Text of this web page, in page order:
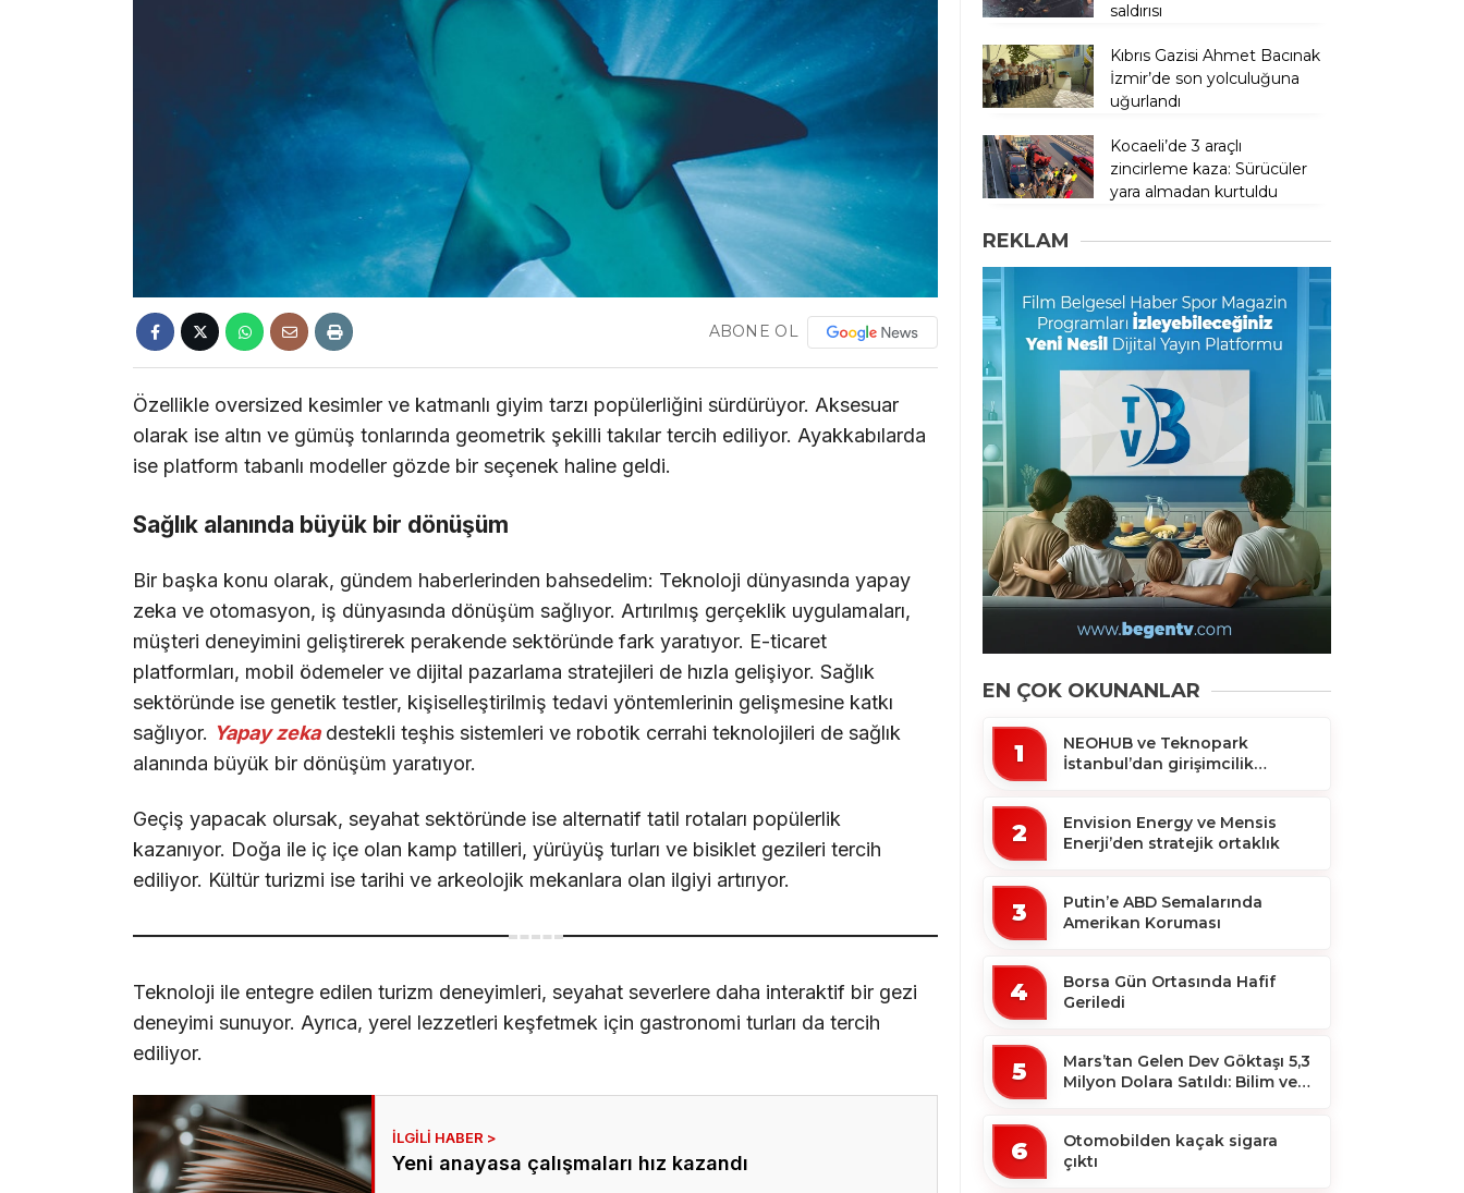
ABONE OL
Özellikle oversized kesimler ve katmanlı giyim tarzı popülerliğini sürdürüyor. Aksesuar
olarak ise altın ve gümüş tonlarında geometrik şekilli takılar tercih ediliyor. Ayakkabılarda
ise platform tabanlı modeller gözde bir seçenek haline geldi.
Sağlık alanında büyük bir dönüşüm
Bir başka konu olarak, gündem haberlerinden bahsedelim: Teknoloji dünyasında yapay
zeka ve otomasyon, iş dünyasında dönüşüm sağlıyor. Artırılmış gerçeklik uygulamaları,
müşteri deneyimini geliştirerek perakende sektöründe fark yaratıyor. E-ticaret
platformları, mobil ödemeler ve dijital pazarlama stratejileri de hızla gelişiyor. Sağlık
sektöründe ise genetik testler, kişiselleştirilmiş tedavi yöntemlerinin gelişmesine katkı
sağlıyor. Yapay zekadestekli teşhis sistemleri ve robotik cerrahi teknolojileri de sağlık
alanında büyük bir dönüşüm yaratıyor.
Geçiş yapacak olursak, seyahat sektöründe ise alternatif tatil rotaları popülerlik
kazanıyor. Doğa ile iç içe olan kamp tatilleri, yürüyüş turları ve bisiklet gezileri tercih
ediliyor. Kültür turizmi ise tarihi ve arkeolojik mekanlara olan ilgiyi artırıyor.
Teknoloji ile entegre edilen turizm deneyimleri, seyahat severlere daha interaktif bir gezi
deneyimi sunuyor. Ayrıca, yerel lezzetleri keşfetmek için gastronomi turları da tercih
ediliyor.
Yeni anayasa çalışmaları hız kazandı
saldırısı
Kıbrıs Gazisi Ahmet Bacınak
İzmir’de son yolculuğuna
uğurlandı
Kocaeli’de 3 araçlı
zincirleme kaza: Sürücüler
yara almadan kurtuldu
REKLAM
EN ÇOK OKUNANLAR
1
NEOHUB ve Teknopark
İstanbul’dan girişimcilik
2
Envision Energy ve Mensis
Enerji’den stratejik ortaklık
3
Putin’e ABD Semalarında
Amerikan Koruması
4
Borsa Gün Ortasında Hafif
Geriledi
5
Mars’tan Gelen Dev Göktaşı 5,3
Milyon Dolara Satıldı: Bilim ve
6
Otomobilden kaçak sigara
çıktı